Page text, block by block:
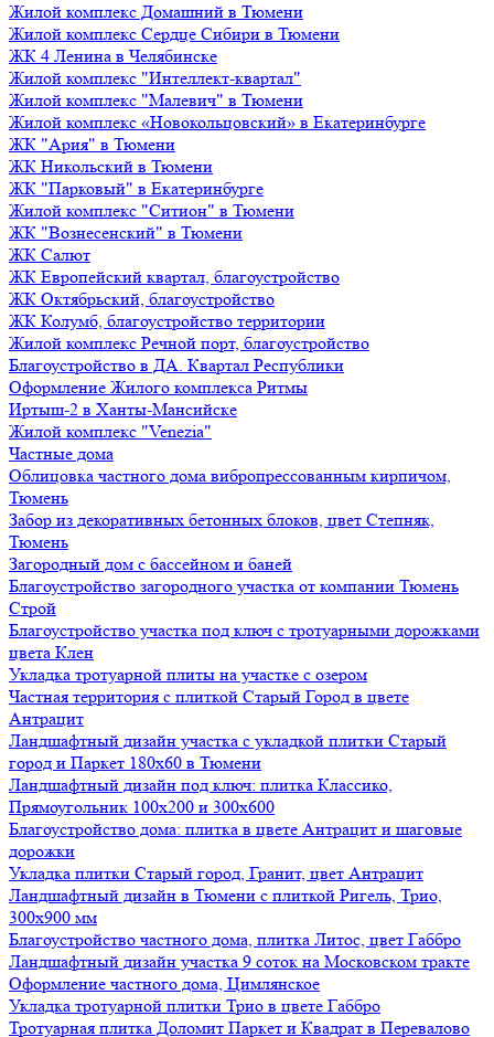
Жилой комплекс Домашний в Тюмени
Жилой комплекс Сердце Сибири в Тюмени
ЖК 4 Ленина в Челябинске
Жилой комплекс "Интеллект-квартал"
Жилой комплекс "Малевич" в Тюмени
Жилой комплекс «Новокольцовский» в Екатеринбурге
ЖК "Ария" в Тюмени
ЖК Никольский в Тюмени
ЖК "Парковый" в Екатеринбурге
Жилой комплекс "Ситион" в Тюмени
ЖК "Вознесенский" в Тюмени
ЖК Салют
ЖК Европейский квартал, благоустройство
ЖК Октябрьский, благоустройство
ЖК Колумб, благоустройство территории
Жилой комплекс Речной порт, благоустройство
Благоустройство в ДА. Квартал Республики
Оформление Жилого комплекса Ритмы
Иртыш-2 в Ханты-Мансийске
Жилой комплекс "Venezia"
Частные дома
Облицовка частного дома вибропрессованным кирпичом,
Тюмень
Забор из декоративных бетонных блоков, цвет Степняк,
Тюмень
Загородный дом с бассейном и баней
Благоустройство загородного участка от компании Тюмень
Строй
Благоустройство участка под ключ с тротуарными дорожками
цвета Клен
Укладка тротуарной плиты на участке с озером
Частная территория с плиткой Старый Город в цвете
Антрацит
Ландшафтный дизайн участка с укладкой плитки Старый
город и Паркет 180х60 в Тюмени
Ландшафтный дизайн под ключ: плитка Классико,
Прямоугольник 100х200 и 300х600
Благоустройство дома: плитка в цвете Антрацит и шаговые
дорожки
Укладка плитки Старый город, Гранит, цвет Антрацит
Ландшафтный дизайн в Тюмени с плиткой Ригель, Трио,
300х900 мм
Благоустройство частного дома, плитка Литос, цвет Габбро
Ландшафтный дизайн участка 9 соток на Московском тракте
Оформление частного дома, Цимлянское
Укладка тротуарной плитки Трио в цвете Габбро
Тротуарная плитка Доломит Паркет и Квадрат в Перевалово